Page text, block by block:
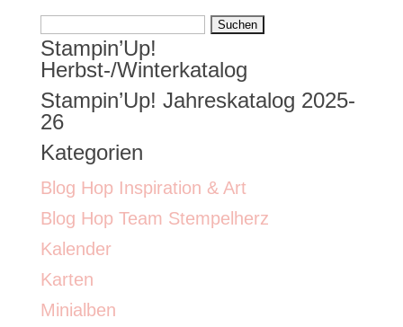
Suchen
nach:
Stampin’Up!
Herbst-/Winterkatalog
Stampin’Up! Jahreskatalog 2025-
26
Kategorien
Blog Hop Inspiration & Art
Blog Hop Team Stempelherz
Kalender
Karten
Minialben